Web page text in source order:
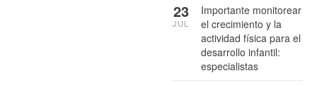
Importante monitorear
el crecimiento y la
actividad física para el
desarrollo infantil:
especialistas
23
JUL